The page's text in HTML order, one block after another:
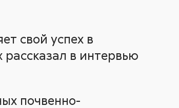
свой успех в
в интервью
почвенно-